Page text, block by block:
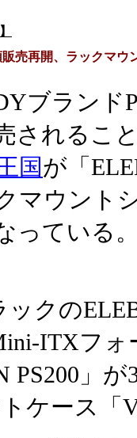
売再開、ラックマウ
ブランド
されるこ
国が「
マウント
っている
クの
ITXフ
PS200」
ケース「